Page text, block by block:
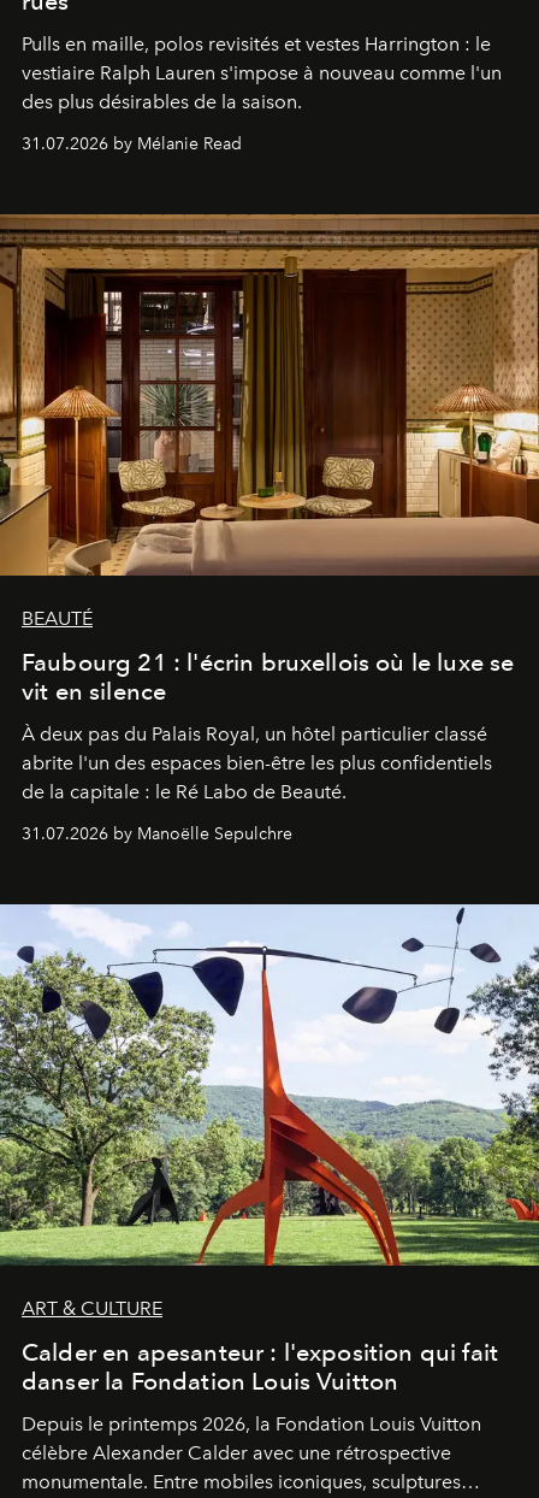
Pulls en maille, polos revisités et vestes Harrington : le
vestiaire Ralph Lauren s'impose à nouveau comme l'un
des plus désirables de la saison.
31.07.2026 by Mélanie Read
BEAUTÉ
Faubourg 21 : l'écrin bruxellois où le luxe se
vit en silence
À deux pas du Palais Royal, un hôtel particulier classé
abrite l'un des espaces bien-être les plus confidentiels
de la capitale : le Ré Labo de Beauté.
31.07.2026 by Manoëlle Sepulchre
ART & CULTURE
Calder en apesanteur : l'exposition qui fait
danser la Fondation Louis Vuitton
Depuis le printemps 2026, la Fondation Louis Vuitton
célèbre Alexander Calder avec une rétrospective
monumentale. Entre mobiles iconiques, sculptures